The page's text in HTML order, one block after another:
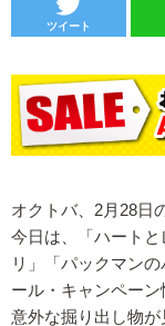
ツイート
オクトバ、2月28日
今日は、「ハート
リ」「パックマン
ール・キャンペーン
意外な掘り出し物が